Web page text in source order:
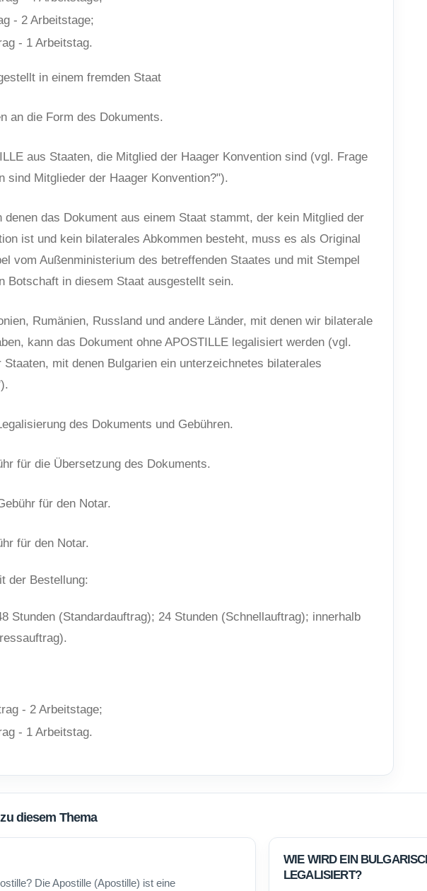
- 2 Arbeitstage;
- 1 Arbeitstag.
in einem fremden Staat
an die Form des Dokuments.
aus Staaten, die Mitglied der Haager Konvention sind (vgl. Frage
sind Mitglieder der Haager Konvention?").
denen das Dokument aus einem Staat stammt, der kein Mitglied der
ist und kein bilaterales Abkommen besteht, muss es als Original
vom Außenministerium des betreffenden Staates und mit Stempel
Botschaft in diesem Staat ausgestellt sein.
Rumänien, Russland und andere Länder, mit denen wir bilaterale
kann das Dokument ohne APOSTILLE legalisiert werden (vgl.
Staaten, mit denen Bulgarien ein unterzeichnetes bilaterales
des Dokuments und Gebühren.
für die Übersetzung des Dokuments.
für den Notar.
für den Notar.
der Bestellung:
Stunden (Standardauftrag); 24 Stunden (Schnellauftrag); innerhalb
- 2 Arbeitstage;
- 1 Arbeitstag.
diesem Thema
Die Apostille (Apostille) ist eine
WIE WIRD EIN
LEGALISIERT?